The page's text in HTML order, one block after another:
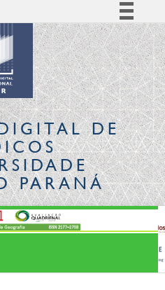
Simplifique!
Comunica BR
Participe
Acesso à informação
Legislação
CanaisDE
PARANÁ